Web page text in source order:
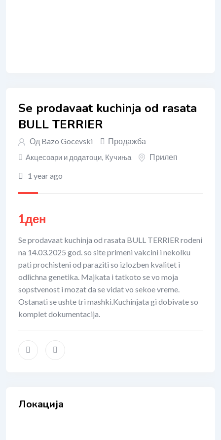
Se prodavaat kuchinja od rasata
BULL TERRIER
Од Bazo Gocevski Продажба
Акцесоари и додатоци, Кучиња
Прилеп
1 year ago
1ден
Se prodavaat kuchinja od rasata BULL TERRIER rodeni
na 14.03.2025 god. so site primeni vakcini i nekolku
pati prochisteni od paraziti so izlozben kvalitet i
odlichna genetika. Majkata i tatkoto se vo moja
sopstvenost i mozat da se vidat vo sekoe vreme.
Ostanati se ushte tri mashki.Kuchinjata gi dobivate so
komplet dokumentacija.
Локација